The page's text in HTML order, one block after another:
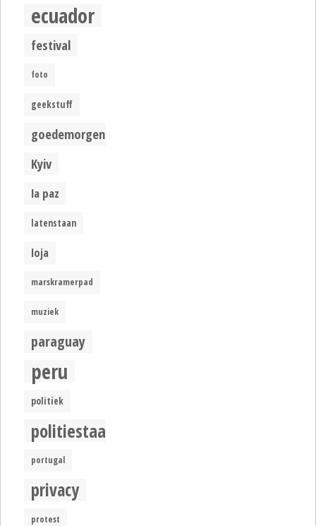
ecuador
festival
foto
geekstuff
goedemorgen
Kyiv
la paz
latenstaan
loja
marskramerpad
muziek
paraguay
peru
politiek
politiestaat
portugal
privacy
protest